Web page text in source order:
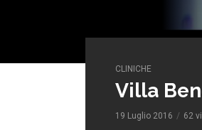
CLINICHE
Villa
19 Luglio 2016 62